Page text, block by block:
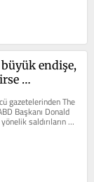
büyük endişe,
ne
gazetelerinden The
Başkanı Donald
saldırıların